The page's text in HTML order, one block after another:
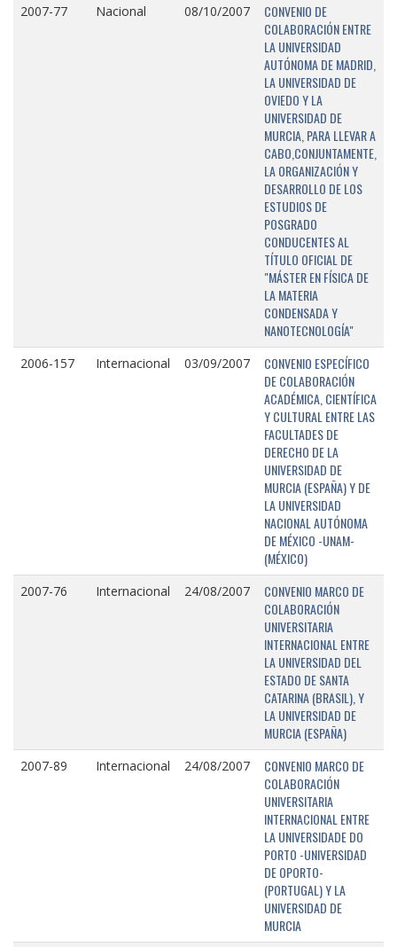
2007-77 Nacional 08/10/2007
CONVENIO DE
COLABORACIÓN ENTRE
LA UNIVERSIDAD
AUTÓNOMA DE MADRID,
LA UNIVERSIDAD DE
OVIEDO Y LA
UNIVERSIDAD DE
MURCIA, PARA LLEVAR A
CABO,CONJUNTAMENTE,
LA ORGANIZACIÓN Y
DESARROLLO DE LOS
ESTUDIOS DE
POSGRADO
CONDUCENTES AL
TÍTULO OFICIAL DE
"MÁSTER EN FÍSICA DE
LA MATERIA
CONDENSADA Y
NANOTECNOLOGÍA"
2006-157 Internacional 03/09/2007
CONVENIO ESPECÍFICO
DE COLABORACIÓN
ACADÉMICA, CIENTÍFICA
Y CULTURAL ENTRE LAS
FACULTADES DE
DERECHO DE LA
UNIVERSIDAD DE
MURCIA (ESPAÑA) Y DE
LA UNIVERSIDAD
NACIONAL AUTÓNOMA
DE MÉXICO -UNAM-
(MÉXICO)
2007-76 Internacional 24/08/2007
CONVENIO MARCO DE
COLABORACIÓN
UNIVERSITARIA
INTERNACIONAL ENTRE
LA UNIVERSIDAD DEL
ESTADO DE SANTA
CATARINA (BRASIL), Y
LA UNIVERSIDAD DE
MURCIA (ESPAÑA)
2007-89 Internacional 24/08/2007
CONVENIO MARCO DE
COLABORACIÓN
UNIVERSITARIA
INTERNACIONAL ENTRE
LA UNIVERSIDADE DO
PORTO -UNIVERSIDAD
DE OPORTO-
(PORTUGAL) Y LA
UNIVERSIDAD DE
MURCIA